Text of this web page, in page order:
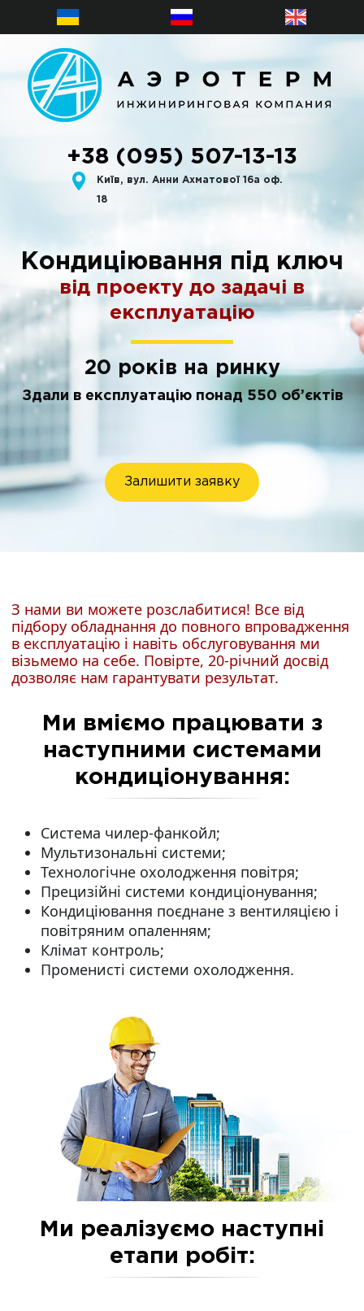
+38 (095) 507-13-13
Київ, вул. Анни Ахматової 16а оф.
18
Кондиціювання під ключ
від проекту до задачі в
експлуатацію
20 років на ринку
Здали в експлуатацію понад 550 об’єктів
Залишити заявку
З нами ви можете розслабитися! Все від
підбору обладнання до повного впровадження
в експлуатацію і навіть обслуговування ми
візьмемо на себе. Повірте, 20-річний досвід
дозволяє нам гарантувати результат.
Ми вміємо працювати з
наступними системами
кондиціонування:
Система чилер-фанкойл;
Мультизональні системи;
Технологічне охолодження повітря;
Прецизійні системи кондиціонування;
Кондиціювання поєднане з вентиляцією і
повітряним опаленням;
Клімат контроль;
Променисті системи охолодження.
Ми реалізуємо наступні
етапи робіт: